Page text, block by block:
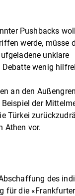
Pushbacks
werde, müsse
unklare
wenig
an den
der
Türkei
Athen vor.
des
für die